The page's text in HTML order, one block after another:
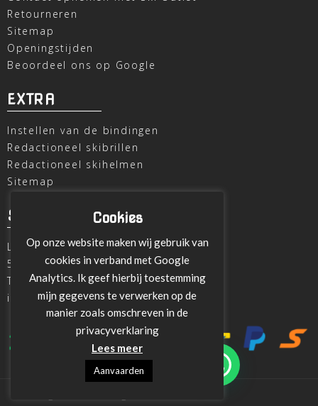
Retourneren
Sitemap
Openingstijden
Beoordeel ons op Google
EXTRA
Instellen van de bindingen
Redactioneel skibrillen
Redactioneel skihelmen
Sitemap
SKI OUTLET
Laagheidehof 8
5804 XC Venray
T
+31 478 515696
info@ski-outlet-venray.nl
Cookies
Op onze website maken wij gebruik van
cookies in verband met Google
Analytics. Ik geef hierbij toestemming
mijn gegevens te verwerken op de
manier zoals omschreven in de
privacyverklaring
Lees meer
Aanvaarden